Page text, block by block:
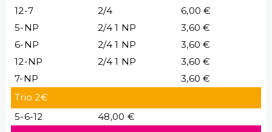
12-7
2/4
6,00 €
5-NP
2/4 1 NP
3,60 €
6-NP
2/4 1 NP
3,60 €
12-NP
2/4 1 NP
3,60 €
7-NP
3,60 €
Trio 2€
5-6-12
48,00 €